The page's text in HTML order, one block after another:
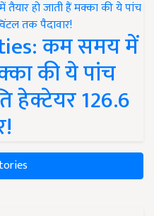
कम समय में
की ये पांच
हेक्टेयर 126.6